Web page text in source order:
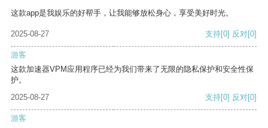
这款app是我娱乐的好帮手，让我能够放松身心，享受美好时光。
2025-08-27 支持[0] 反对[0]
游客
这款加速器VPM应用程序已经为我们带来了无限的隐私保护和安全性保
护。
2025-08-27
支持[0] 反对[0]
游客